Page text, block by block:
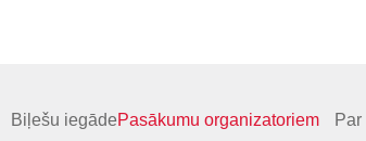
Biļešu iegādePasākumu organizatoriem Par